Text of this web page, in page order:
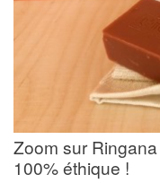
Zoom sur
100% éthique !